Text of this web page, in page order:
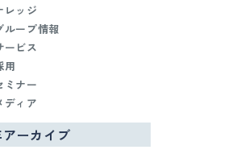
レッジ
ループ情報
ービス
用
ミナー
ディア
ーカイブ